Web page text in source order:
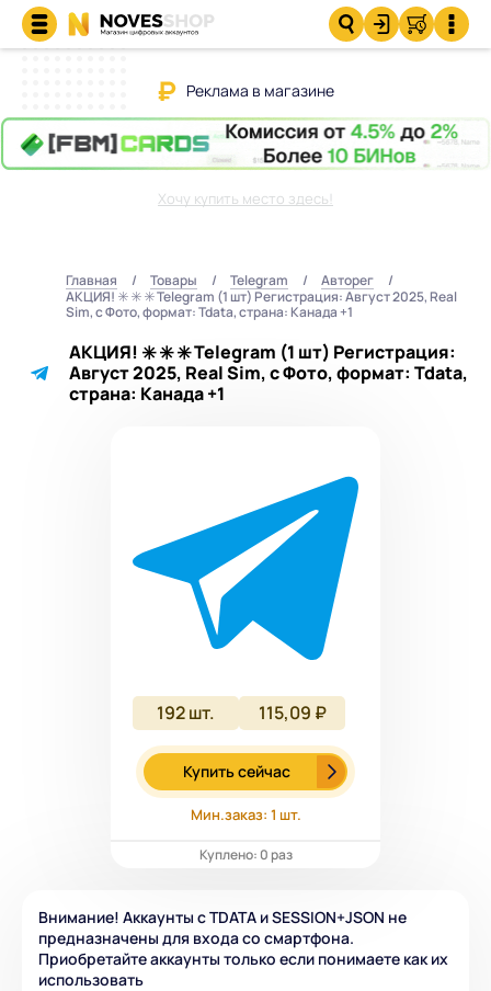
Реклама в магазине
Хочу купить место здесь!
Главная Товары Telegram
Авторег
АКЦИЯ! ✳️ ✳️ ✳️ Telegram (1 шт) Регистрация: Август 2025, Real
Sim, с Фото, формат: Tdata, страна: Канада +1
АКЦИЯ! ✳️ ✳️ ✳️ Telegram (1 шт) Регистрация:
Август 2025, Real Sim, с Фото, формат: Tdata,
страна: Канада +1
192шт. 115,09 ₽
Купить сейчас
Мин.заказ: 1 шт.
Куплено: 0 раз
Внимание! Аккаунты с TDATA и SESSION+JSON не
предназначены для входа со смартфона.
Приобретайте аккаунты только если понимаете как их
использовать